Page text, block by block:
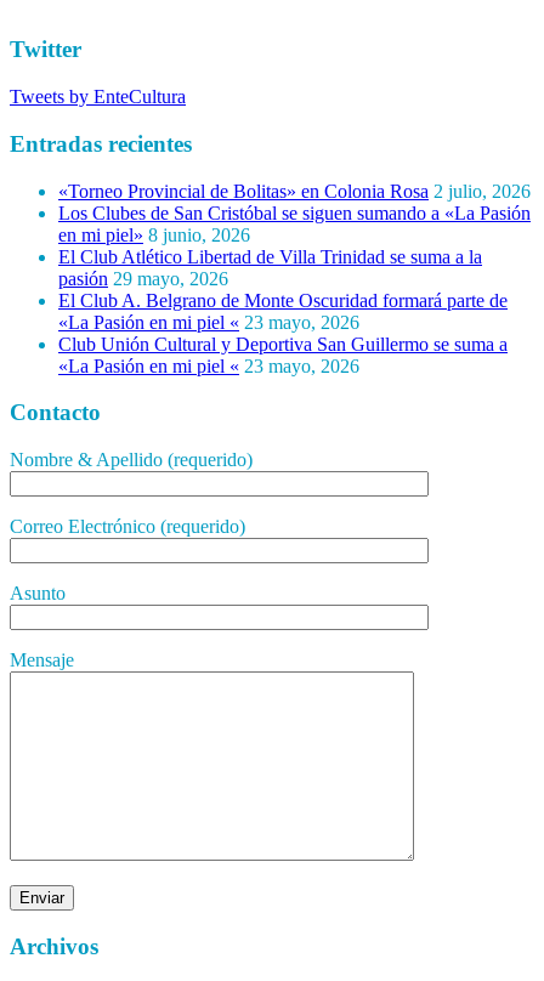
Twitter
Tweets by EnteCultura
Entradas recientes
«Torneo Provincial de Bolitas» en Colonia Rosa 2 julio, 2026
Los Clubes de San Cristóbal se siguen sumando a «La Pasión
en mi piel» 8 junio, 2026
El Club Atlético Libertad de Villa Trinidad se suma a la
pasión 29 mayo, 2026
El Club A. Belgrano de Monte Oscuridad formará parte de
«La Pasión en mi piel « 23 mayo, 2026
Club Unión Cultural y Deportiva San Guillermo se suma a
«La Pasión en mi piel « 23 mayo, 2026
Contacto
Nombre & Apellido (requerido)
Correo Electrónico (requerido)
Asunto
Mensaje
Archivos